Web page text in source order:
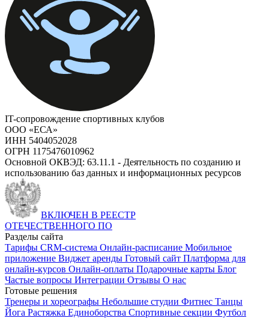
IT-сопровождение спортивных клубов
ООО «ЕСА»
ИНН 5404052028
ОГРН 1175476010962
Основной ОКВЭД: 63.11.1 - Деятельность по созданию и
использованию баз данных и информационных ресурсов
ВКЛЮЧЕН В РЕЕСТР
ОТЕЧЕСТВЕННОГО ПО
Разделы сайта
Тарифы CRM-система Онлайн-расписание Мобильное
приложение Виджет аренды Готовый сайт Платформа для
онлайн-курсов Онлайн-оплаты Подарочные карты Блог
Частые вопросы Интеграции Отзывы О нас
Готовые решения
Тренеры и хореографы Небольшие студии Фитнес Танцы
Йога Растяжка Единоборства Спортивные секции Футбол